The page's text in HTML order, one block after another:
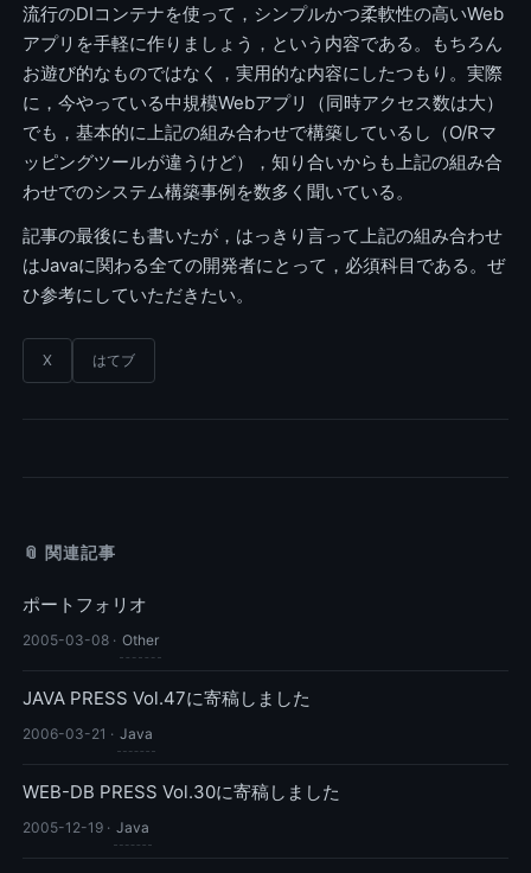
流行のDIコンテナを使って，シンプルかつ柔軟性の高いWeb
アプリを手軽に作りましょう，という内容である。もちろん
お遊び的なものではなく，実用的な内容にしたつもり。実際
に，今やっている中規模Webアプリ（同時アクセス数は大）
でも，基本的に上記の組み合わせで構築しているし（O/Rマ
ッピングツールが違うけど），知り合いからも上記の組み合
わせでのシステム構築事例を数多く聞いている。
記事の最後にも書いたが，はっきり言って上記の組み合わせ
はJavaに関わる全ての開発者にとって，必須科目である。ぜ
ひ参考にしていただきたい。
X はてブ
📎 関連記事
ポートフォリオ
2005-03-08· Other
JAVA PRESS Vol.47に寄稿しました
2006-03-21 · Java
WEB-DB PRESS Vol.30に寄稿しました
2005-12-19· Java